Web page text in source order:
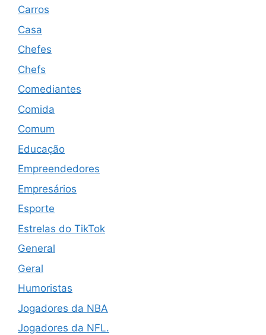
Carros
Casa
Chefes
Chefs
Comediantes
Comida
Comum
Educação
Empreendedores
Empresários
Esporte
Estrelas do TikTok
General
Geral
Humoristas
Jogadores da NBA
Jogadores da NFL.